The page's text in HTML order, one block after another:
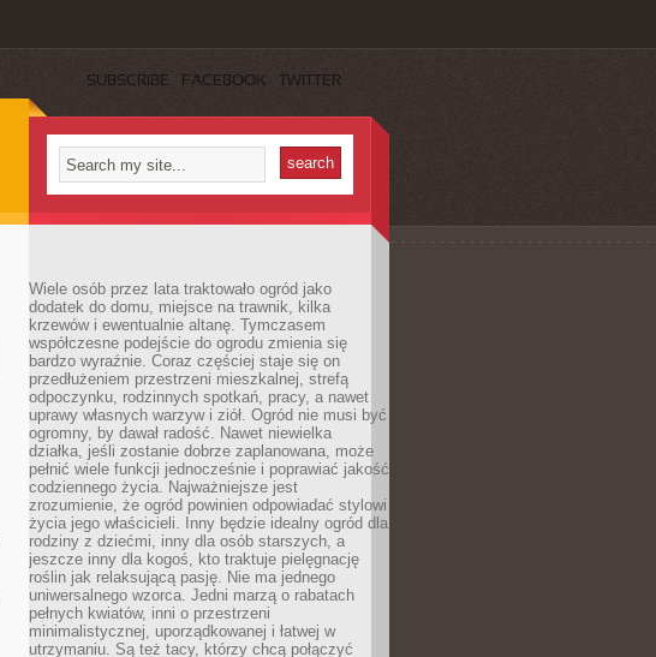
SUBSCRIBE FACEBOOK TWITTER
Wiele osób przez lata traktowało ogród jako
dodatek do domu, miejsce na trawnik, kilka
krzewów i ewentualnie altanę. Tymczasem
współczesne podejście do ogrodu zmienia się
bardzo wyraźnie. Coraz częściej staje się on
przedłużeniem przestrzeni mieszkalnej, strefą
odpoczynku, rodzinnych spotkań, pracy, a nawet
uprawy własnych warzyw i ziół. Ogród nie musi być
ogromny, by dawał radość. Nawet niewielka
działka, jeśli zostanie dobrze zaplanowana, może
pełnić wiele funkcji jednocześnie i poprawiać jakość
codziennego życia. Najważniejsze jest
zrozumienie, że ogród powinien odpowiadać stylowi
życia jego właścicieli. Inny będzie idealny ogród dla
rodziny z dziećmi, inny dla osób starszych, a
jeszcze inny dla kogoś, kto traktuje pielęgnację
roślin jak relaksującą pasję. Nie ma jednego
uniwersalnego wzorca. Jedni marzą o rabatach
pełnych kwiatów, inni o przestrzeni
minimalistycznej, uporządkowanej i łatwej w
utrzymaniu. Są też tacy, którzy chcą połączyć